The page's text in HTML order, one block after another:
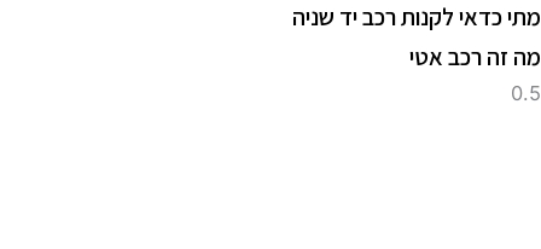
כדאי לקנות רכב יד שניה
זה רכב אטי